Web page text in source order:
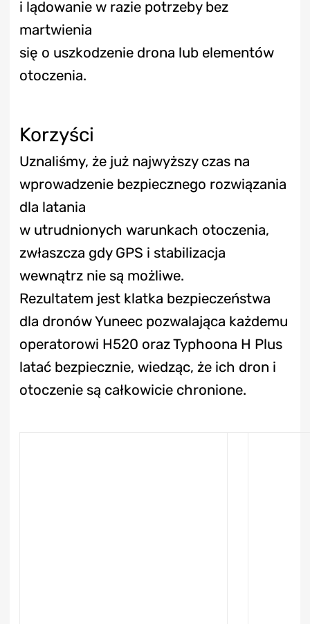
i lądowanie w razie potrzeby bez
martwienia
się o uszkodzenie drona lub elementów
otoczenia.
Korzyści
Uznaliśmy, że już najwyższy czas na
wprowadzenie bezpiecznego rozwiązania
dla latania
w utrudnionych warunkach otoczenia,
zwłaszcza gdy GPS i stabilizacja
wewnątrz nie są możliwe.
Rezultatem jest klatka bezpieczeństwa
dla dronów Yuneec pozwalająca każdemu
operatorowi H520 oraz Typhoona H Plus
latać bezpiecznie, wiedząc, że ich dron i
otoczenie są całkowicie chronione.